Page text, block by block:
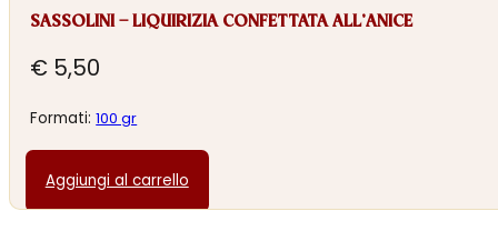
SASSOLINI – LIQUIRIZIA CONFETTATA ALL’ANICE
€ 5,50
Formati:100 gr
Aggiungi al carrello